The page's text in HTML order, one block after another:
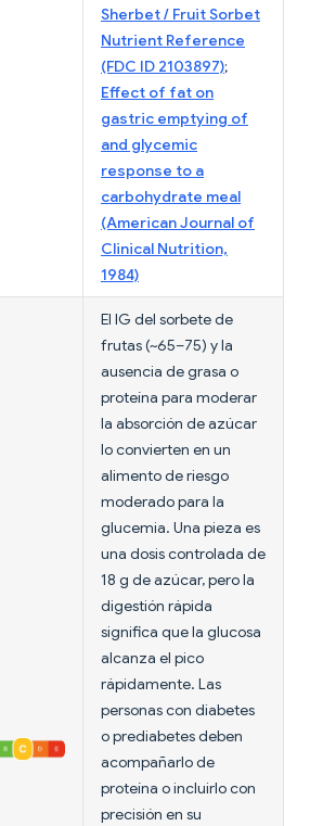
Sherbet / Fruit Sorbet
Nutrient Reference
(FDC ID 2103897);
Effect of fat on
gastric emptying of
and glycemic
response to a
carbohydrate meal
(American Journal of
Clinical Nutrition,
1984)
El IG del sorbete de
frutas (~65–75) y la
ausencia de grasa o
proteína para moderar
la absorción de azúcar
lo convierten en un
alimento de riesgo
moderado para la
glucemia. Una pieza es
una dosis controlada de
18 g de azúcar, pero la
digestión rápida
significa que la glucosa
alcanza el pico
rápidamente. Las
personas con diabetes
o prediabetes deben
acompañarlo de
proteína o incluirlo con
precisión en su